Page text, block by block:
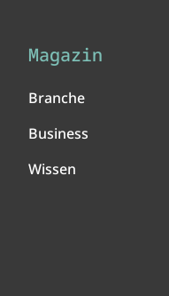
Magazin
Branche
Business
Wissen